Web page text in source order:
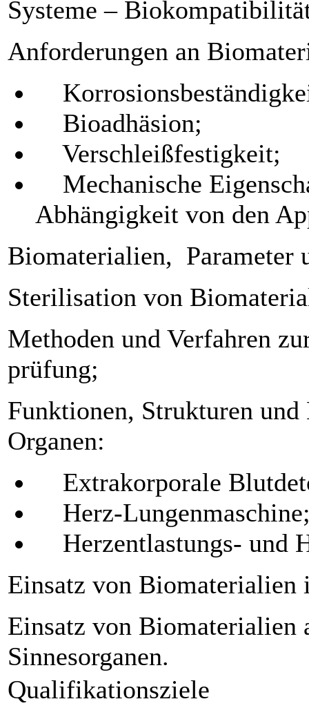
Systeme –
Anforderungen an
Bioadhäsion;
Verschleißfestigkeit;
Mechanische
Abhängigkeit von den
Biomaterialien, Parameter
Sterilisation von
Methoden und Verfahren
prüfung;
Funktionen, Strukturen
Organen:
Extrakorporale
Herz-
Herzentlastungs- und
Einsatz von Biomaterialien
Einsatz von Biomaterialien
Sinnesorganen.
Qualifikationsziele